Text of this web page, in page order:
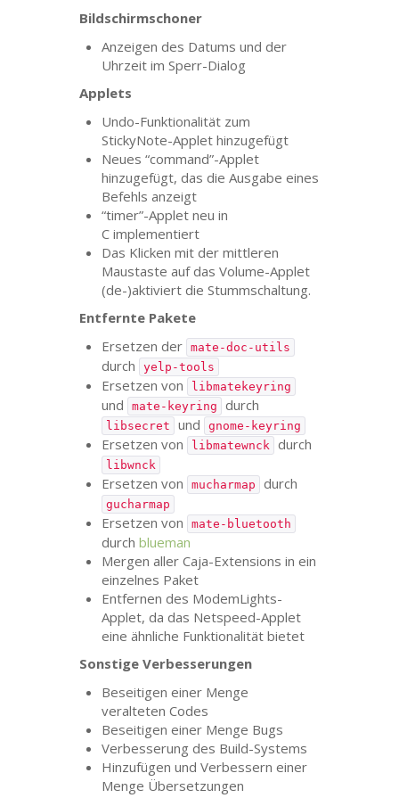
Bildschirmschoner
Anzeigen des Datums und der
Uhrzeit im Sperr-Dialog
Applets
Undo-Funktionalität zum
StickyNote-Applet hinzugefügt
Neues “command”-Applet
hinzugefügt, das die Ausgabe eines
Befehls anzeigt
“timer”-Applet neu in
C implementiert
Das Klicken mit der mittleren
Maustaste auf das Volume-Applet
(de-)aktiviert die Stummschaltung.
Entfernte Pakete
Ersetzen der
mate-doc-utils
durch yelp-tools
Ersetzen von libmatekeyring
und mate-keyring durch
libsecret und gnome-keyring
Ersetzen von libmatewnck durch
libwnck
Ersetzen von mucharmap durch
gucharmap
Ersetzen von mate-bluetooth
durchblueman
Mergen aller Caja-Extensions in ein
einzelnes Paket
Entfernen des ModemLights-
Applet, da das Netspeed-Applet
eine ähnliche Funktionalität bietet
Sonstige Verbesserungen
Beseitigen einer Menge
veralteten Codes
Beseitigen einer Menge Bugs
Verbesserung des Build-Systems
Hinzufügen und Verbessern einer
Menge Übersetzungen